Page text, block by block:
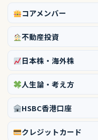
コアメンバー
不動産投資
日本株・海外株
人生論・考え方
HSBC香港口座
クレジットカード